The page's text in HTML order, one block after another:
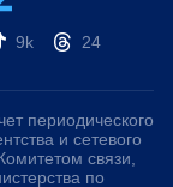
9k 24
периодического
и сетевого
связи,
по